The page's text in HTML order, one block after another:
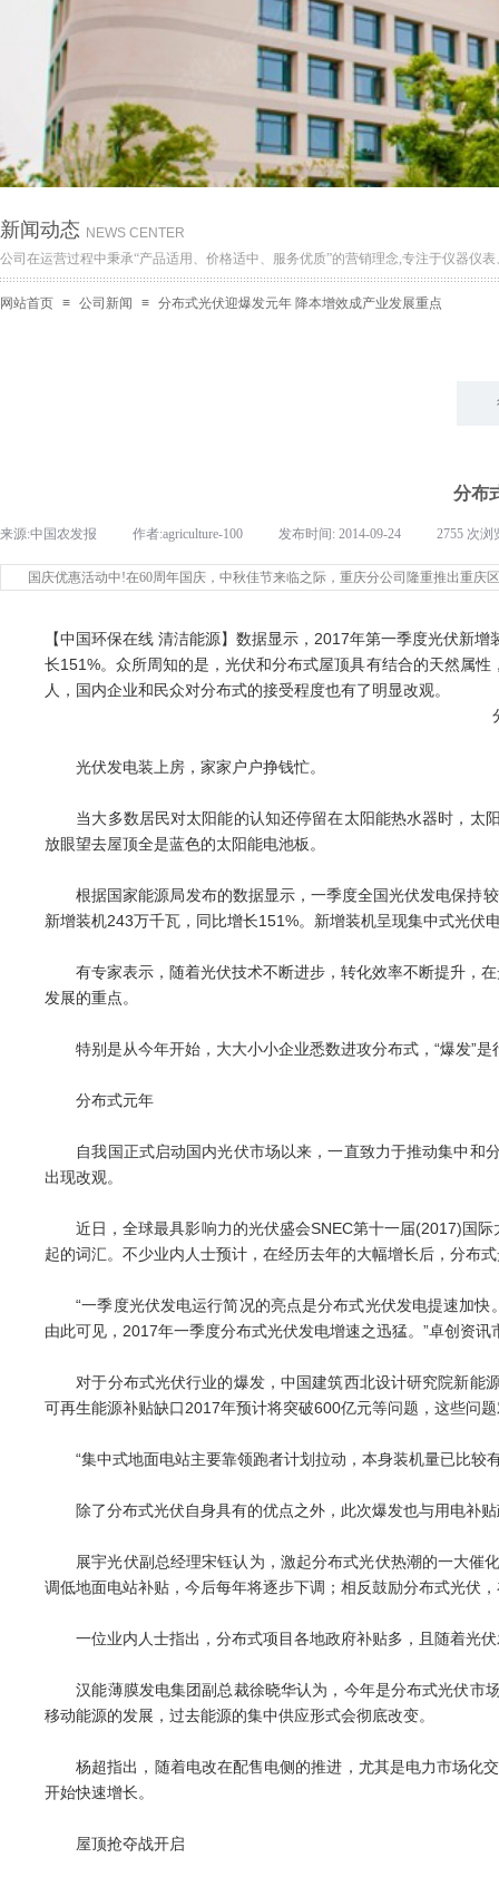
新闻动态 NEWS CENTER
公司在运营过程中秉承“产品适用、价格适中、服务优质”的营销理念,专注于仪器仪
网站首页 ≡ 公司新闻 ≡ 分布式光伏迎爆发元年 降本增效成产业发展重点
分布
来源:中国农发报 作者:agriculture-100 发布时间: 2014-09-24 2755 次浏
国庆优惠活动中!在60周年国庆，中秋佳节来临之际，重庆分公司隆重推出重庆
【中国环保在线 清洁能源】数据显示，2017年第一季度光伏新
长151%。众所周知的是，光伏和分布式屋顶具有结合的天然属
人，国内企业和民众对分布式的接受程度也有了明显改观。
分
光伏发电装上房，家家户户挣钱忙。
当大多数居民对太阳能的认知还停留在太阳能热水器时，太
放眼望去屋顶全是蓝色的太阳能电池板。
根据国家能源局发布的数据显示，一季度全国光伏发电保持较
新增装机243万千瓦，同比增长151%。新增装机呈现集中式光伏
有专家表示，随着光伏技术不断进步，转化效率不断提升，在
发展的重点。
特别是从今年开始，大大小小企业悉数进攻分布式，“爆发”是
分布式元年
自我国正式启动国内光伏市场以来，一直致力于推动集中和
出现改观。
近日，全球最具影响力的光伏盛会SNEC第十一届(2017)国际
起的词汇。不少业内人士预计，在经历去年的大幅增长后，分布
“一季度光伏发电运行简况的亮点是分布式光伏发电提速加快
由此可见，2017年一季度分布式光伏发电增速之迅猛。”卓创资讯
对于分布式光伏行业的爆发，中国建筑西北设计研究院新能
可再生能源补贴缺口2017年预计将突破600亿元等问题，这些问
“集中式地面电站主要靠领跑者计划拉动，本身装机量已比较
除了分布式光伏自身具有的优点之外，此次爆发也与用电补贴
展宇光伏副总经理宋钰认为，激起分布式光伏热潮的一大催化
调低地面电站补贴，今后每年将逐步下调；相反鼓励分布式光伏
一位业内人士指出，分布式项目各地政府补贴多，且随着光伏
汉能薄膜发电集团副总裁徐晓华认为，今年是分布式光伏市
移动能源的发展，过去能源的集中供应形式会彻底改变。
杨超指出，随着电改在配售电侧的推进，尤其是电力市场化交
开始快速增长。
屋顶抢夺战开启